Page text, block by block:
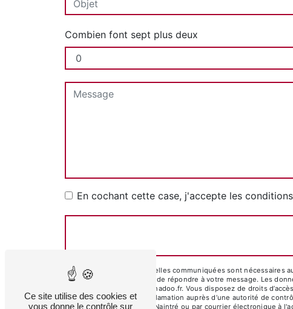
Combien font sept plus deux
En cochant cette case, j'accepte les
** Les données personnelles communiquées sont nécessaires
traitants dans le seul but de répondre à votre message. Les
garagevanderhoven@wanadoo.fr. Vous disposez de droits
droit d’introduire une réclamation auprès d’une autorité de
Naurais Bachaud, 86530 Naintré ou par courrier électronique à
Ce site utilise des cookies et
vous donne le contrôle sur